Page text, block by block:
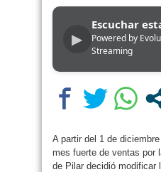
▶
Escuchar
Powered by
Streaming
A partir del 1 de
mes fuerte de ventas por
de Pilar decidió modificar